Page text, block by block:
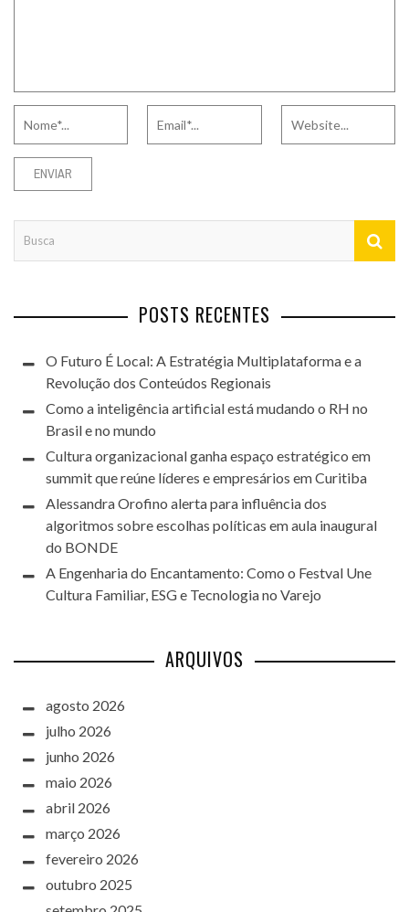
POSTS RECENTES
O Futuro É Local: A Estratégia Multiplataforma e a
Revolução dos Conteúdos Regionais
Como a inteligência artificial está mudando o RH no
Brasil e no mundo
Cultura organizacional ganha espaço estratégico em
summit que reúne líderes e empresários em Curitiba
Alessandra Orofino alerta para influência dos
algoritmos sobre escolhas políticas em aula inaugural
do BONDE
A Engenharia do Encantamento: Como o Festval Une
Cultura Familiar, ESG e Tecnologia no Varejo
ARQUIVOS
agosto 2026
julho 2026
junho 2026
maio 2026
abril 2026
março 2026
fevereiro 2026
outubro 2025